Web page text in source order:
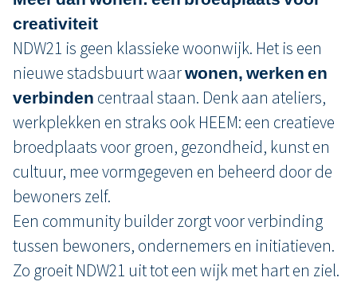
creativiteit
NDW21 is geen klassieke woonwijk. Het is een
nieuwe stadsbuurt waarwonen, werken en
verbinden centraal staan. Denk aan ateliers,
werkplekken en straks ook HEEM: een creatieve
broedplaats voor groen, gezondheid, kunst en
cultuur, mee vormgegeven en beheerd door de
bewoners zelf.
Een community builder zorgt voor verbinding
tussen bewoners, ondernemers en initiatieven.
Zo groeit NDW21 uit tot een wijk met hart en ziel.